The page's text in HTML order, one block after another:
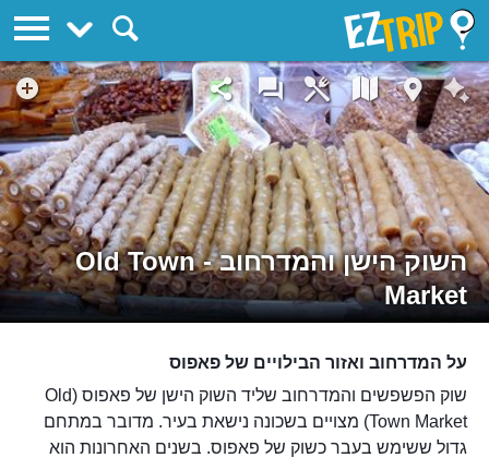
השוק הישן והמדרחוב - Old Town
Market
על המדרחוב ואזור הבילויים של פאפוס
שוק הפשפשים והמדרחוב שליד השוק הישן של פאפוס (Old
Town Market) מצויים בשכונה נישאת בעיר. מדובר במתחם
גדול ששימש בעבר כשוק של פאפוס. בשנים האחרונות הוא
EZTrip